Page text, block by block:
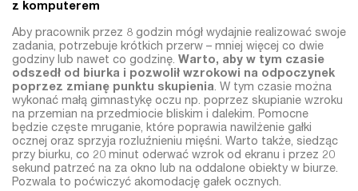
z komputerem
Aby pracownik przez 8 godzin mógł wydajnie realizować swoje
zadania, potrzebuje krótkich przerw – mniej więcej co dwie
godziny lub nawet co godzinę. Warto, aby w tym czasie
odszedł od biurka i pozwolił wzrokowi na odpoczynek
poprzez zmianę punktu skupienia. W tym czasie można
wykonać małą gimnastykę oczu np. poprzez skupianie wzroku
na przemian na przedmiocie bliskim i dalekim. Pomocne
będzie częste mruganie, które poprawia nawilżenie gałki
ocznej oraz sprzyja rozluźnieniu mięśni. Warto także, siedząc
przy biurku, co 20 minut oderwać wzrok od ekranu i przez 20
sekund patrzeć na za okno lub na oddalone obiekty w biurze.
Pozwala to poćwiczyć akomodację gałek ocznych.